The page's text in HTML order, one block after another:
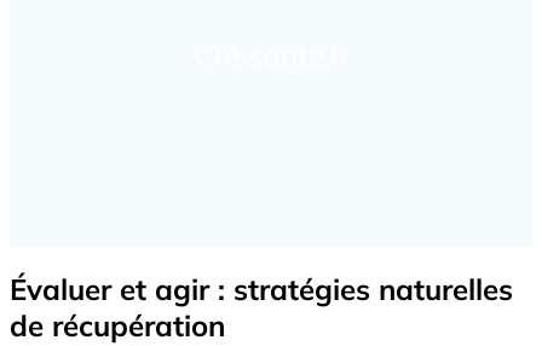
Évaluer et agir : stratégies naturelles
de récupération